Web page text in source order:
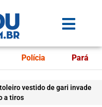
Polícia Pará
vestido de gari invade
a tiros